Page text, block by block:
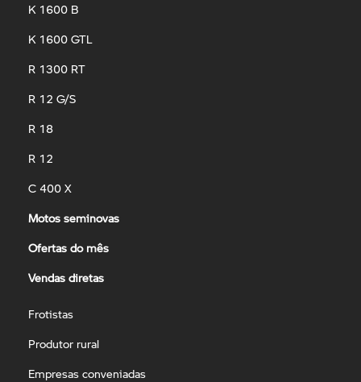
K 1600 B
K 1600 GTL
R 1300 RT
R 12 G/S
R 18
R 12
C 400 X
Motos seminovas
Ofertas do mês
Vendas diretas
Frotistas
Produtor rural
Empresas conveniadas